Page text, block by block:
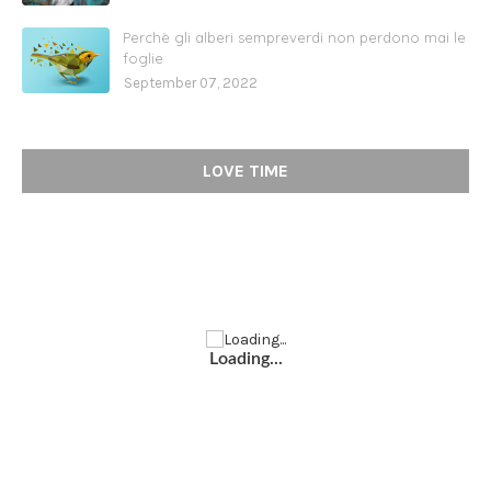
Perchè gli alberi sempreverdi non perdono mai le
foglie
September 07, 2022
LOVE TIME
Loading...